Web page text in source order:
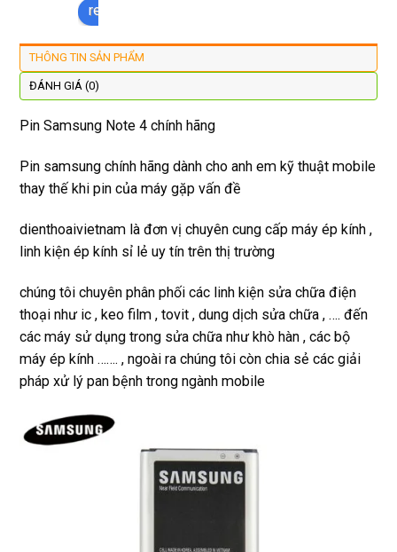
review us on
lại
xịn
phí.
Rất
tôi sẽ
đây
bền
THÔNG TIN SẢN PHẨM
ĐÁNH GIÁ (0)
Pin Samsung Note 4 chính hãng
Pin samsung chính hãng dành cho anh em kỹ thuật mobile
thay thế khi pin của máy gặp vấn đề
dienthoaivietnam là đơn vị chuyên cung cấp máy ép kính ,
linh kiện ép kính sỉ lẻ uy tín trên thị trường
chúng tôi chuyên phân phối các linh kiện sửa chữa điện
thoại như ic , keo film , tovit , dung dịch sửa chữa , …. đến
các máy sử dụng trong sửa chữa như khò hàn , các bộ
máy ép kính ……. , ngoài ra chúng tôi còn chia sẻ các giải
pháp xử lý pan bệnh trong ngành mobile